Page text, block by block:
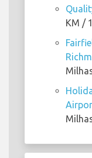
KM /